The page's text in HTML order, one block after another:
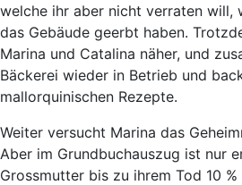
welche ihr aber nicht verraten will,
das Gebäude geerbt haben.
Marina und Catalina näher, und
Bäckerei wieder in Betrieb und
mallorquinischen Rezepte.
Weiter versucht Marina das
Aber im Grundbuchauszug ist nur
Grossmutter bis zu ihrem Tod 10